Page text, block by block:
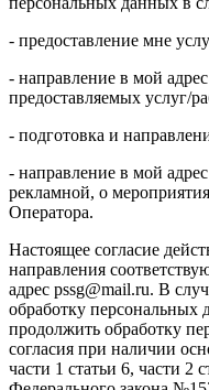
- предоставление мне
- направление в мой
предоставляемых услуг/
- подготовка и
- направление в мой
рекламной, о
Оператора.
Настоящее согласие
направления
адрес pssg@mail.ru. В
обработку персональных
продолжить обработку
согласия при наличии
части 1 статьи 6, части 2